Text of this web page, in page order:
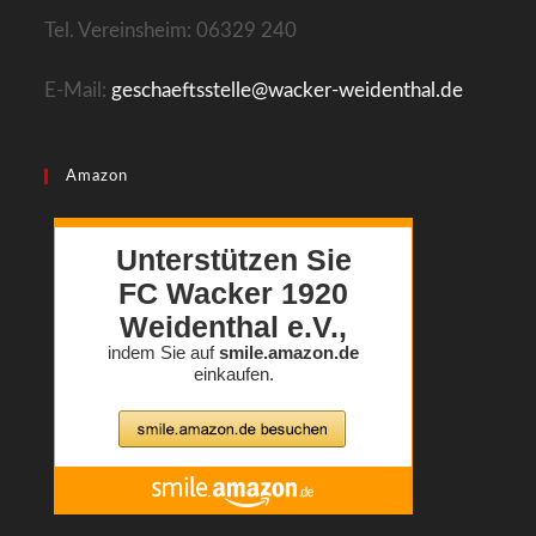
Tel. Vereinsheim: 06329 240
E-Mail: geschaeftsstelle@wacker-weidenthal.de
Amazon